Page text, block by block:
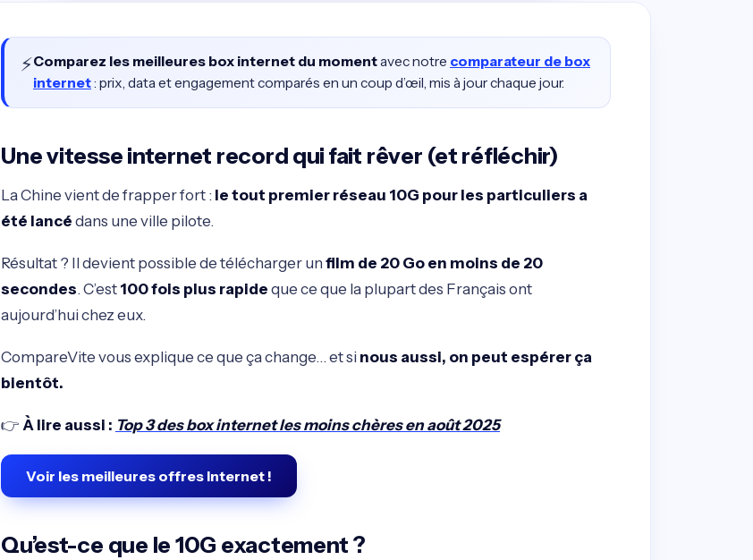
⚡Comparez les meilleures box internet du momentavec notre comparateur de box
internet: prix, data et engagement comparés en un coup d’œil, mis à jour chaque jour.
Une vitesse internet record qui fait rêver (et réfléchir)
La Chine vient de frapper fort : le tout premier réseau 10G pour les particuliers a
été lancé dans une ville pilote.
Résultat ? Il devient possible de télécharger un film de 20 Go en moins de 20
secondes. C’est 100 fois plus rapide que ce que la plupart des Français ont
aujourd’hui chez eux.
CompareVite vous explique ce que ça change… et si nous aussi, on peut espérer ça
bientôt.
👉 À lire aussi : Top 3 des box internet les moins chères en août 2025
Voir les meilleures offres Internet !
Qu’est-ce que le 10G exactement ?